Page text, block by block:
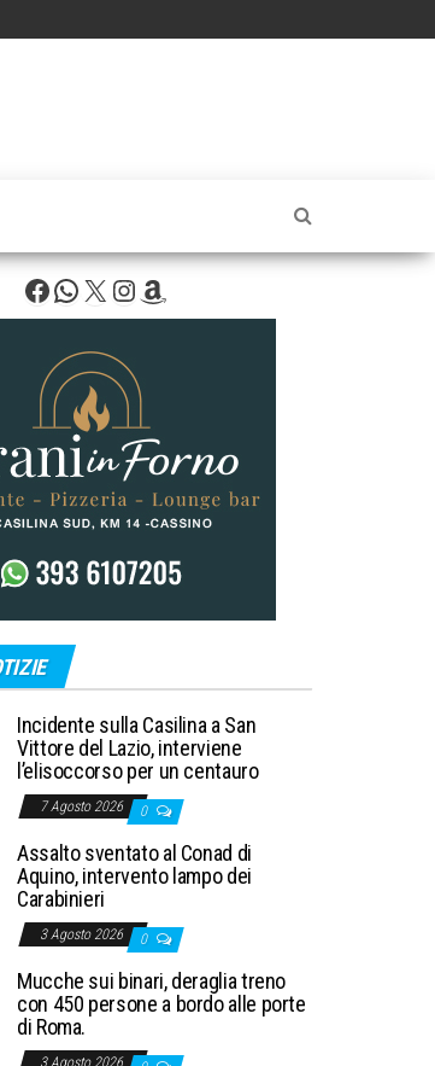
Facebook
WhatsApp
X Instagram
Amazon
Incidente sulla Casilina a San
Vittore del Lazio, interviene
l’elisoccorso per un centauro
7 Agosto 2026 0
Assalto sventato al Conad di
Aquino, intervento lampo dei
Carabinieri
3 Agosto 2026 0
Mucche sui binari, deraglia treno
con 450 persone a bordo alle porte
di Roma.
3 Agosto 2026